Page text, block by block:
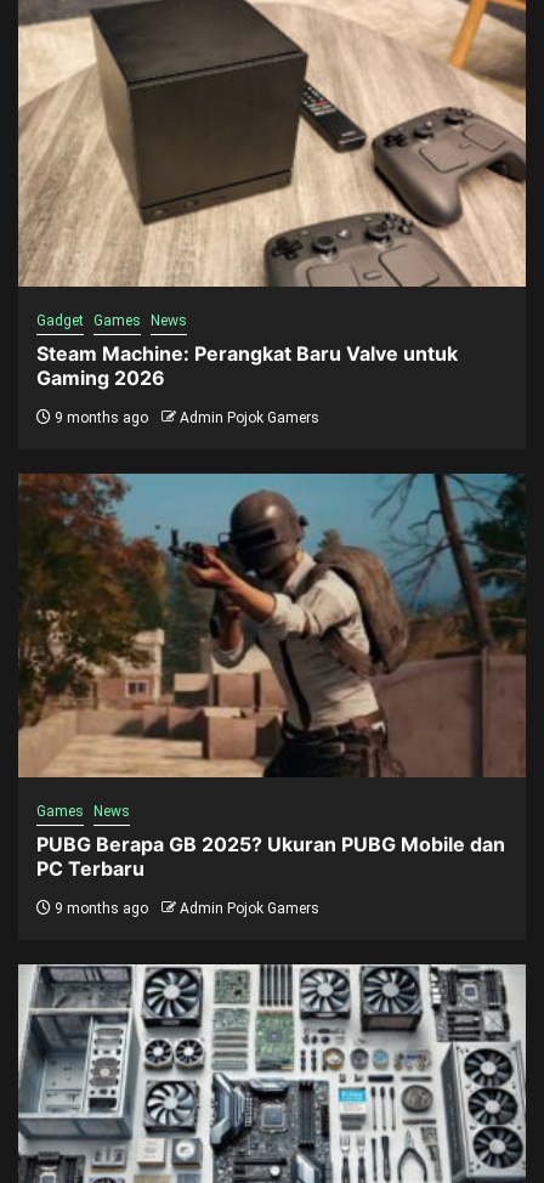
Gadget Games News
Steam Machine: Perangkat Baru Valve untuk
Gaming 2026
9 months ago Admin Pojok Gamers
Games News
PUBG Berapa GB 2025? Ukuran PUBG Mobile dan
PC Terbaru
9 months ago Admin Pojok Gamers